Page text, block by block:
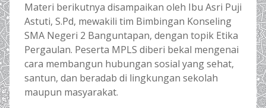
Materi berikutnya disampaikan oleh Ibu Asri Puji
Astuti, S.Pd, mewakili tim Bimbingan Konseling
SMA Negeri 2 Banguntapan, dengan topik Etika
Pergaulan. Peserta MPLS diberi bekal mengenai
cara membangun hubungan sosial yang sehat,
santun, dan beradab di lingkungan sekolah
maupun masyarakat.